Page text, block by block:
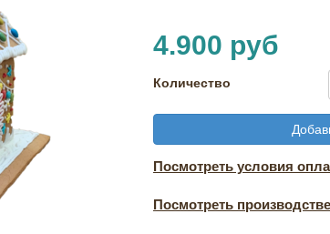
4.900 руб
Количество
Посмотреть условия
Посмотреть